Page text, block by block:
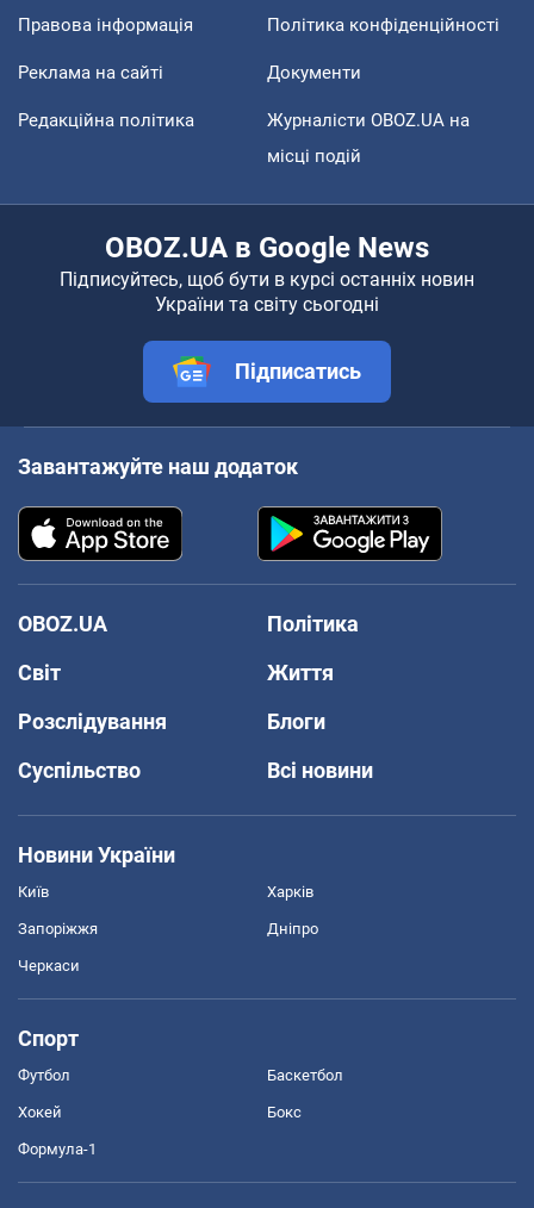
Правова інформація Політика конфіденційності
Реклама на сайті Документи
Редакційна політика
Журналісти OBOZ.UA на
місці подій
OBOZ.UA в Google News
Підписуйтесь, щоб бути в курсі останніх новин
України та світу сьогодні
Підписатись
Завантажуйте наш додаток
OBOZ.UA
Політика
Світ
Життя
Розслідування
Блоги
Суспільство
Всі новини
Новини України
Київ Харків
Запоріжжя Дніпро
Черкаси
Спорт
Футбол Баскетбол
Хокей Бокс
Формула-1